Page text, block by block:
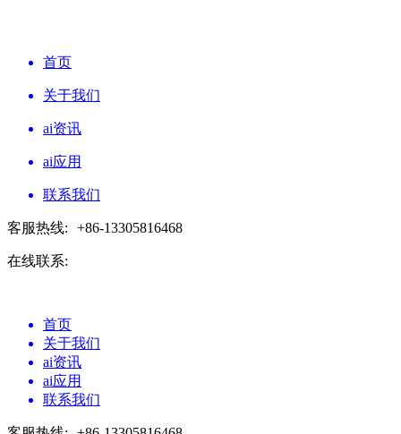
首页
关于我们
ai资讯
ai应用
联系我们
客服热线: +86-13305816468
在线联系:
首页
关于我们
ai资讯
ai应用
联系我们